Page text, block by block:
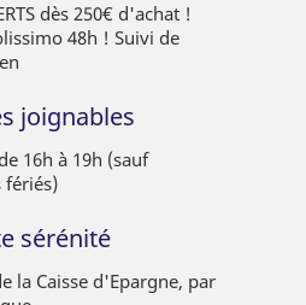
dès 250€ d'achat !
48h ! Suivi de
joignables
16h à 19h (sauf
fériés)
sérénité
la Caisse d'Epargne, par